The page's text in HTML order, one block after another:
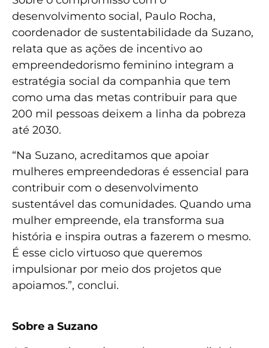
desenvolvimento social, Paulo Rocha,
coordenador de sustentabilidade da Suzano,
relata que as ações de incentivo ao
empreendedorismo feminino integram a
estratégia social da companhia que tem
como uma das metas contribuir para que
200 mil pessoas deixem a linha da pobreza
até 2030.
“Na Suzano, acreditamos que apoiar
mulheres empreendedoras é essencial para
contribuir com o desenvolvimento
sustentável das comunidades. Quando uma
mulher empreende, ela transforma sua
história e inspira outras a fazerem o mesmo.
É esse ciclo virtuoso que queremos
impulsionar por meio dos projetos que
apoiamos.”, conclui.
Sobre a Suzano